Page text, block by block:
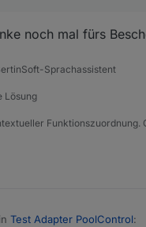
noch mal fürs
Sprachassistent
Lösung
Test Adapter PoolControl: